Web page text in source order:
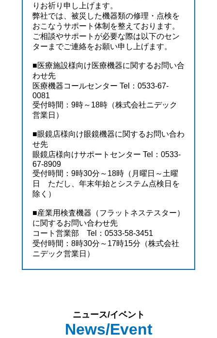
りお祈り申し上げます。
弊社では、被災した機器類の修理・点検を
おこなうサポート体制を整えております。
ご相談やサポートが必要な際は以下のセン
ターまでご連絡をお願い申し上げます。
■医療施設様向け医療機器に関するお問い合
わせ先
医療機器コールセンター Tel：0533-67-
0081
受付時間：9時～18時（株式会社ニデック
営業日）
■眼鏡店様向け眼鏡機器に関するお問い合わ
せ先
眼鏡店様向けサポートセンター Tel：0533-
67-8909
受付時間：9時30分～18時（月曜日～土曜
日 ただし、年末年始とシステム点検日を
除く）
■産業用検査機器（フラットネステスター）
に関するお問い合わせ先
コート営業部 Tel：0533-58-3451
受付時間：8時30分～17時15分（株式会社
ニデック営業日）
News/Event
ニュース/イベント